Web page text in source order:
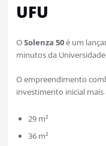
UFU
OSolenza 50é um
minutos da
O empreendimento
investimento inicial mais
29 m²
36 m²